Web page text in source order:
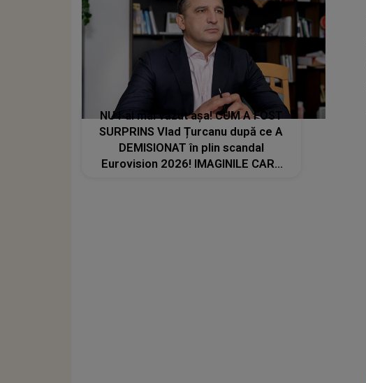
NU l-ai mai văzut așa! CUM A FOST
SURPRINS Vlad Țurcanu după ce A
DEMISIONAT în plin scandal
Eurovision 2026! IMAGINILE CARE